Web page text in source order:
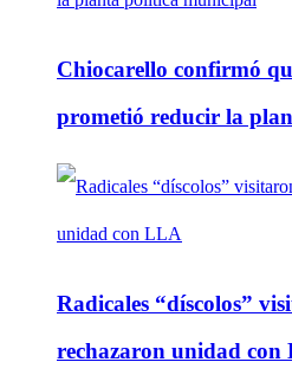
Chiocarello confirmó
prometió reducir la
Radicales “díscolos”
rechazaron unidad con